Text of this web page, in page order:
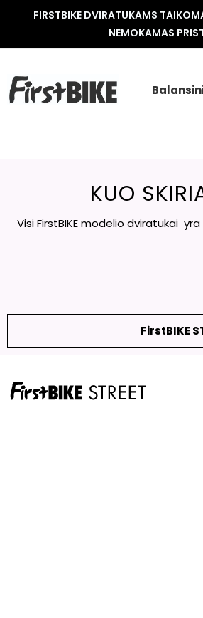
FIRSTBIKE DVIRATUKAMS
NEMOKAMAS
KUO
Visi FirstBIKE modelio dviratukai
FirstBIKE